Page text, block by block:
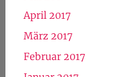
April 2017
März 2017
Februar 2017